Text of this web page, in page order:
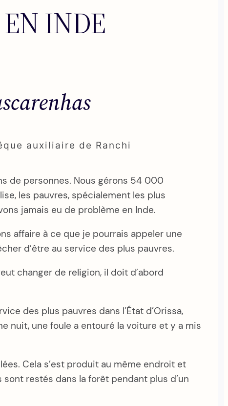
INDE
auxiliaire de Ranchi
de personnes. Nous gérons 54 000
les pauvres, spécialement les plus
jamais eu de problème en Inde.
affaire à ce que je pourrais appeler une
d’être au service des plus pauvres.
changer de religion, il doit d’abord
des plus pauvres dans l’État d’Orissa,
nuit, une foule a entouré la voiture et y a mis
Cela s’est produit au même endroit et
restés dans la forêt pendant plus d’un